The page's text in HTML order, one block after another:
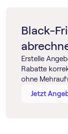
Black-
Erstelle
Rabatte
ohne
Jetzt